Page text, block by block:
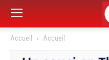
Accueil Accueil